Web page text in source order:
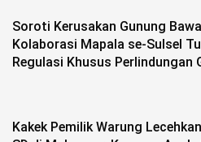
Soroti Kerusakan Gunung
Kolaborasi Mapala se-Sulsel
Regulasi Khusus Perlindungan
Kakek Pemilik Warung